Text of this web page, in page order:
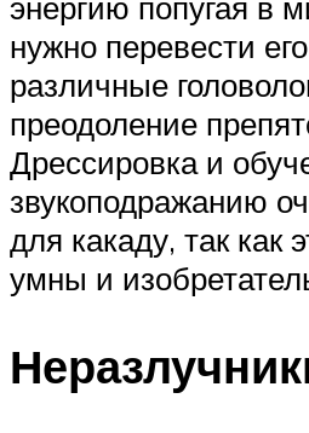
нужно перевести
различные
преодоление
Дрессировка и
звукоподражанию
для какаду, так как
умны и